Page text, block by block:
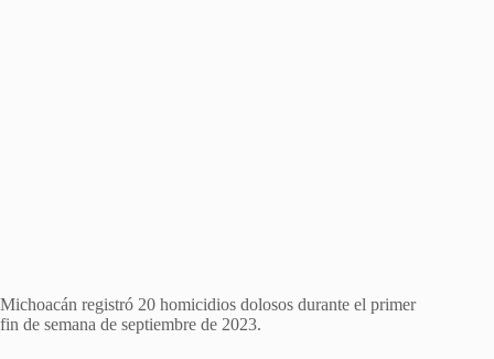
Michoacán registró 20 homicidios dolosos durante el primer
fin de semana de septiembre de 2023.